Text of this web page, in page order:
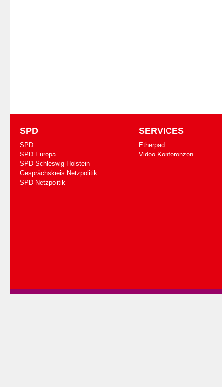
SPD
SPD
SPD Europa
SPD Schleswig-Holstein
Gesprächskreis Netzpolitik
SPD Netzpolitik
SERVICES
Etherpad
Video-Konferenzen